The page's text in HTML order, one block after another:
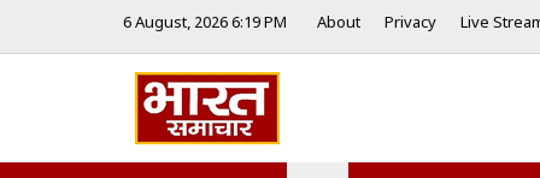
6 August, 2026 6:19 PM About Privacy Live